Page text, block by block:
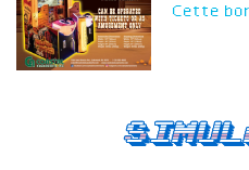
Cette